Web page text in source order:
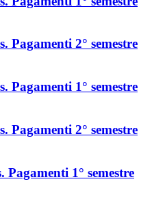
Pagamenti 2° semestre
Pagamenti 1° semestre
Pagamenti 2° semestre
1° semestre